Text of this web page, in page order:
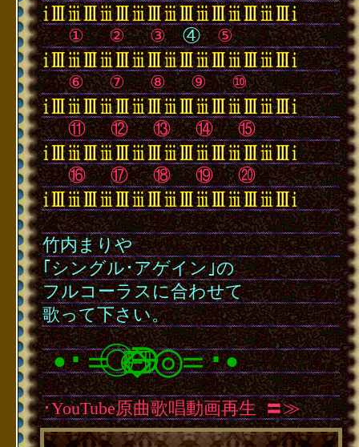
･･ ① ･ ② ･ ③ ･④･ ⑤ ･
･･ ⑥ ･ ⑦ ･ ⑧ ･ ⑨ ･ ⑩
･･ ⑪ ･ ⑫ ･ ⑬ ･ ⑭ ･ ⑮
･･ ⑯ ･ ⑰ ･ ⑱ ･ ⑲ ･ ⑳
･
竹内まりや
｢シングル･アゲイン｣の
フルコーラスに合わせて
歌って下さい。
･
●･＝◎∈∋◎＝･●
･YouTube原曲歌唱動画再生･〓≫